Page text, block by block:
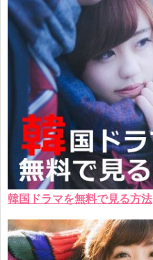
韓国ドラマを無料で見る方法